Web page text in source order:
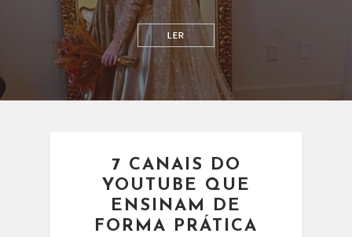
7 CANAIS DO
YOUTUBE QUE
ENSINAM DE
FORMA PRÁTICA